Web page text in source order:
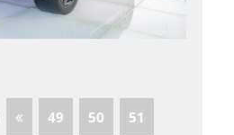
49 50 51